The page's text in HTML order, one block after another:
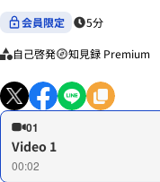
会員限定 5分
自己啓発 知見録 Premium
01
Video 1
00:02